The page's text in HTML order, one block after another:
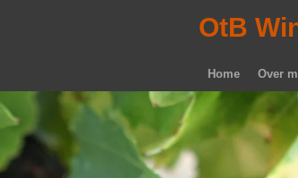
hoofdinhoud
OtB
Home Over